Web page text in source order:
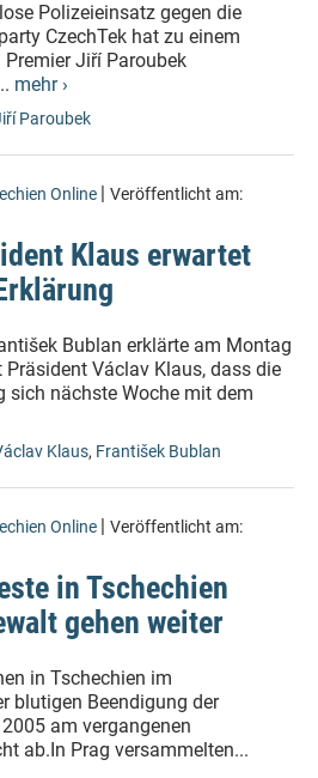
Polizeieinsatz gegen die
CzechTek hat zu einem
Jiří Paroubek
mehr ›
Paroubek
Online | Veröffentlicht am:
Klaus erwartet
Bublan erklärte am Montag
Václav Klaus, dass die
sich nächste Woche mit dem
Klaus, František Bublan
Online | Veröffentlicht am:
in Tschechien
gehen weiter
in Tschechien im
blutigen Beendigung der
am vergangenen
ab.In Prag versammelten...